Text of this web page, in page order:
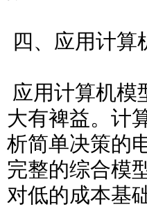
四、应用计算
应用计算机模
大有裨益。计
析简单决策的
完整的综合模
对低的成本基